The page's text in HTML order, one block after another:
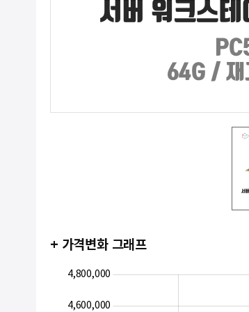
+ 가격변화 그래프
4,600,000
4,800,000